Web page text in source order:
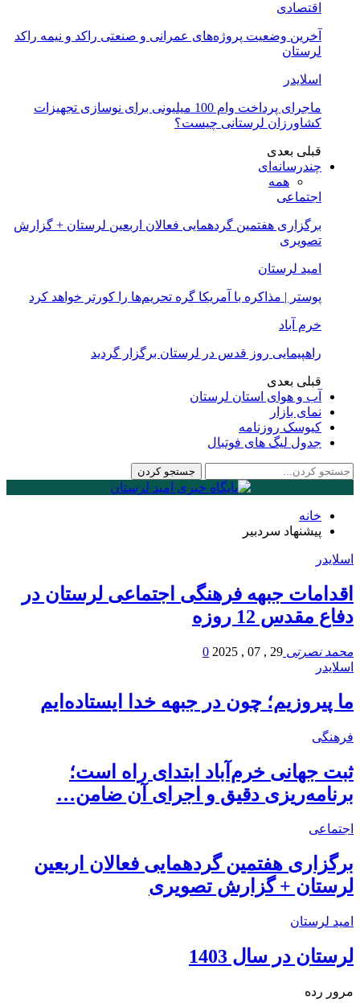
اقتصادی
آخرین وضعیت پروژه‌های عمرانی و صنعتی راکد و نیمه راکد
لرستان
اسلایدر
ماجرای پرداخت وام 100 میلیونی برای نوسازی تجهیزات
کشاورزان لرستانی چیست؟
قبلی بعدی
چندرسانه‌ای
همه
اجتماعی
برگزاری هفتمین گردهمایی فعالان اربعین لرستان + گزارش
تصویری
امید لرستان
پوستر | مذاکره با آمریکا گره تحریم‌ها را کورتر خواهد کرد
خرم آباد
راهپیمایی روز قدس در لرستان برگزار گردید
قبلی بعدی
آب و هوای استان لرستان
نمای بازار
کیوسک روزنامه
جدول لیگ های فوتبال
خانه
پیشنهاد سردبیر
اسلایدر
اقدامات جبهه فرهنگی اجتماعی لرستان در
دفاع مقدس 12 روزه
محمد نصرتی 29 , 07 , 2025
0
اسلایدر
ما پیروزیم؛ چون در جبهه خدا ایستاده‌ایم
فرهنگی
ثبت جهانی خرم‌‌آباد ابتدای راه است؛
برنامه‌ریزی دقیق و اجرای آن ضامن…
اجتماعی
برگزاری هفتمین گردهمایی فعالان اربعین
لرستان + گزارش تصویری
امید لرستان
لرستان در سال 1403
مرور رده